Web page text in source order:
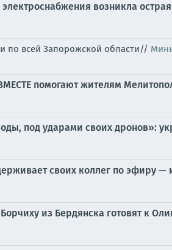
электроснабжения возникла
по всей Запорожской области//
помогают жителям
под ударами своих дронов»:
своих коллег по эфиру
из Бердянска готовят к